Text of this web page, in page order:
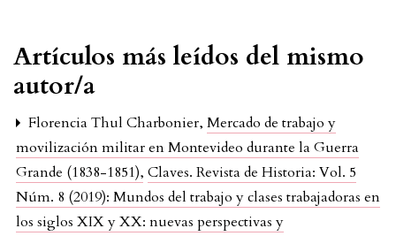
Artículos más leídos del mismo
autor/a
Florencia Thul Charbonier, Mercado de trabajo y
movilización militar en Montevideo durante la Guerra
Grande (1838-1851), Claves. Revista de Historia: Vol. 5
Núm. 8 (2019): Mundos del trabajo y clases trabajadoras en
los siglos XIX y XX: nuevas perspectivas y